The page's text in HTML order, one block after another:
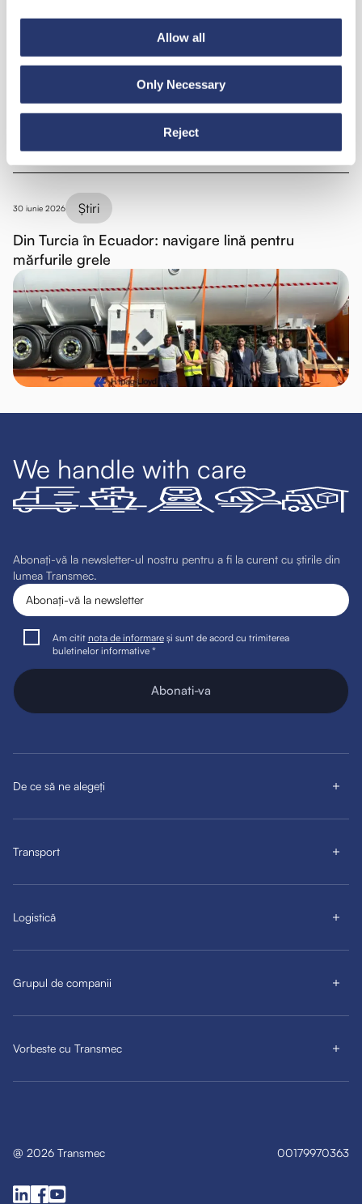
Allow all
Only Necessary
Reject
98 de tone de oțel din Italia în India
30 iunie 2026 Știri
Din Turcia în Ecuador: navigare lină pentru
mărfurile grele
We handle with care
Abonați-vă la newsletter-ul nostru pentru a fi la curent cu știrile din
lumea Transmec.
Am citit nota de informareși sunt de acord cu trimiterea
buletinelor informative *
Abonati-va
De ce să ne alegeți
Transport
Logistică
Grupul de companii
Vorbeste cu Transmec
@ 2026 Transmec 00179970363